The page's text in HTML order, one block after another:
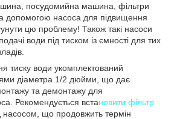
посудомийна машина, фільтри
допомогою насоса для підвищення
цю проблему! Також такі насоси
води під тиском із ємності для тих
тиску води укомплектований
діаметра 1/2 дюйми, що дає
та демонтажу для
Рекомендується встановити фільтр
насосом, що продовжить термін